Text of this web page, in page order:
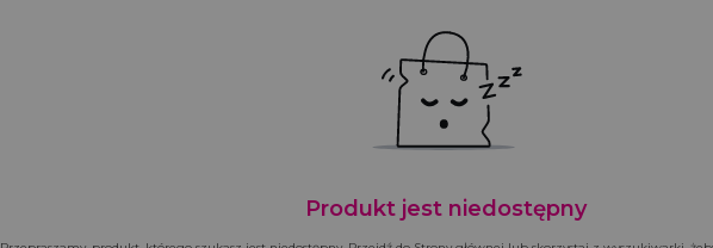
Produkt jest niedostępny